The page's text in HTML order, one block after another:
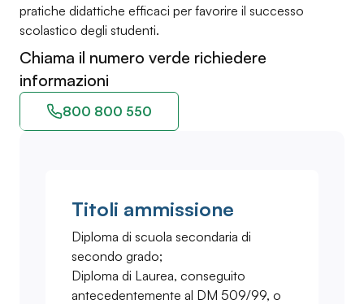
pratiche didattiche efficaci per favorire il successo
scolastico degli studenti.
Chiama il numero verde richiedere
informazioni
800 800 550
Titoli ammissione
Diploma di scuola secondaria di
secondo grado;
Diploma di Laurea, conseguito
antecedentemente al DM 509/99, o